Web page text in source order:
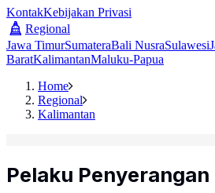
KontakKebijakan Privasi
Regional
Jawa TimurSumateraBali NusraSulawesi
BaratKalimantanMaluku-Papua
Home
Regional
Kalimantan
Pelaku